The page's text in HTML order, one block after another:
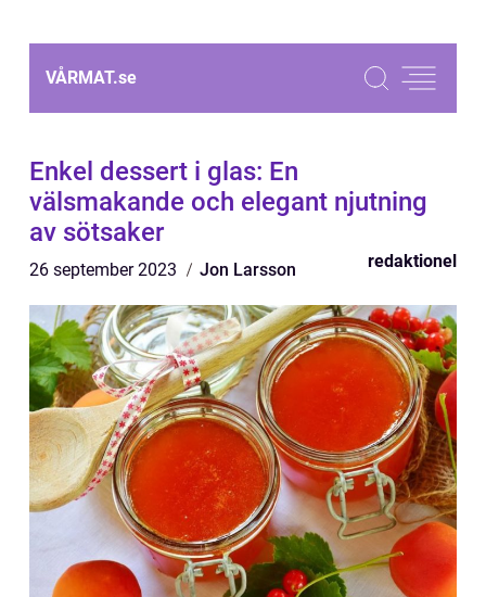
VÅRMAT.se
Enkel dessert i glas: En
välsmakande och elegant njutning
av sötsaker
26 september 2023 Jon Larsson redaktionel